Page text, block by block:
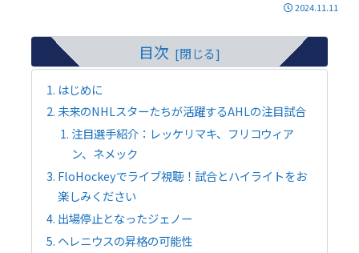
2024.11.11
目次
はじめに
未来のNHLスターたちが活躍するAHLの注目試合
注目選手紹介：レッケリマキ、フリコウィア
ン、ネメック
FloHockeyでライブ視聴！試合とハイライトをお
楽しみください
出場停止となったジェノー
ヘレニウスの昇格の可能性